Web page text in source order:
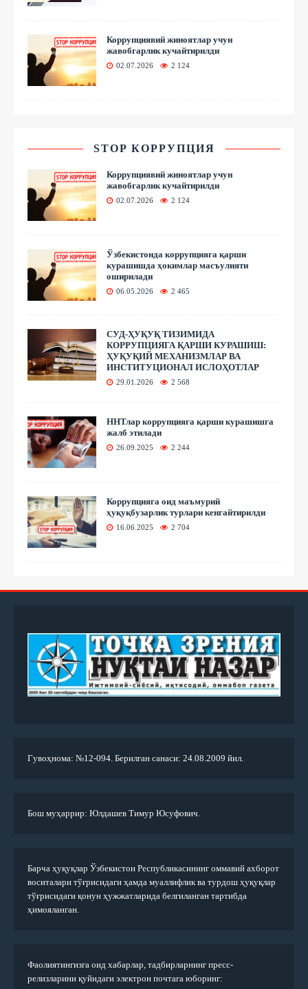
Коррупциявий жиноятлар учун
жавобгарлик кучайтирилди
02.07.2026 2 124
STOP КОРРУПЦИЯ
Коррупциявий жиноятлар учун
жавобгарлик кучайтирилди
02.07.2026 2 124
Ўзбекистонда коррупцияга қарши
курашишда ҳокимлар масъулияти
оширилади
06.05.2026 2 465
СУД-ҲУҚУҚ ТИЗИМИДА
КОРРУПЦИЯГА ҚАРШИ КУРАШИШ:
ҲУҚУҚИЙ МЕХАНИЗМЛАР ВА
ИНСТИТУЦИОНАЛ ИСЛОҲОТЛАР
29.01.2026 2 568
ННТлар коррупцияга қарши курашишга
жалб этилади
26.09.2025 2 244
Коррупцияга оид маъмурий
ҳуқуқбузарлик турлари кенгайтирилди
16.06.2025 2 704
Гувоҳнома: №12-094. Берилган санаси: 24.08.2009 йил.
Бош муҳаррир: Юлдашев Тимур Юсуфович.
Барча ҳуқуқлар Ўзбекистон Республикасининг оммавий ахборот
воситалари тўғрисидаги ҳамда муаллифлик ва турдош ҳуқуқлар
тўғрисидаги қонун ҳужжатларида белгиланган тартибда
ҳимояланган.
Фаолиятингизга оид хабарлар, тадбирларнинг пресс-
релизларини қуйидаги электрон почтага юборинг: